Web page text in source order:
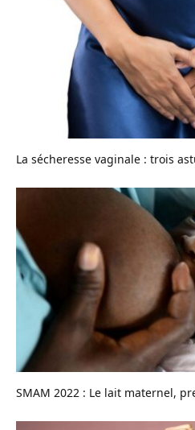
La sécheresse vaginale : trois
SMAM 2022 : Le lait maternel,